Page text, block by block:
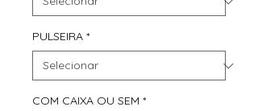
PULSEIRA *
COM CAIXA OU SEM *